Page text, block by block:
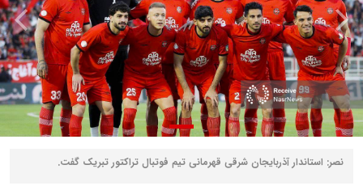
نصر: استاندار آذربایجان شرقی قهرمانی تیم فوتبال تراکتور تبریک گفت.